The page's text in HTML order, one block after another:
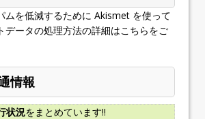
ムを低減するために Akismet を使って
データの処理方法の詳細はこちらをご
情報
状況をまとめています!!